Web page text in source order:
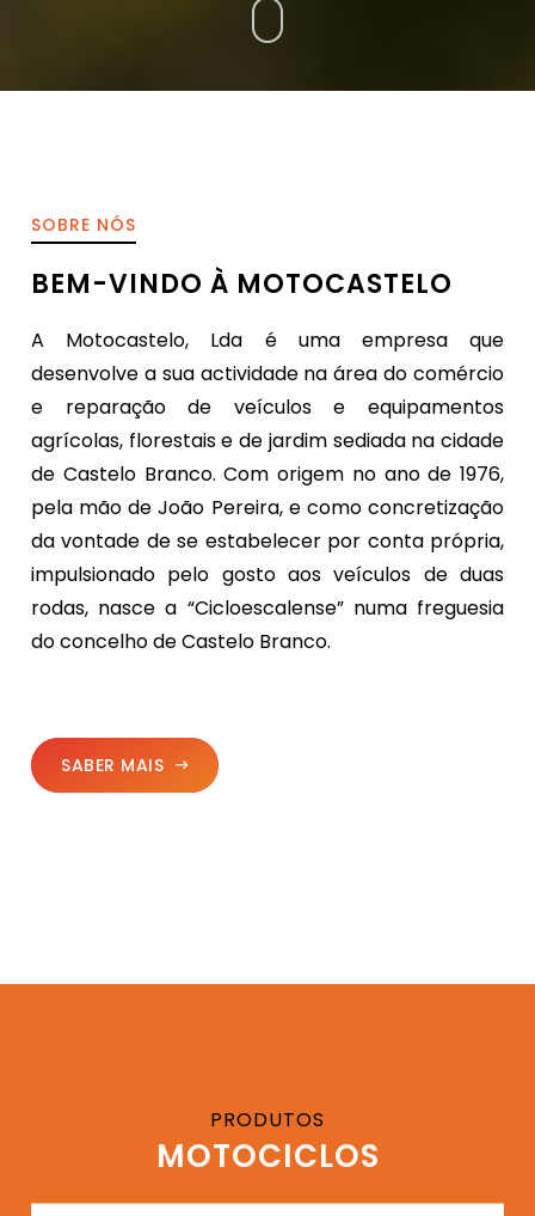
SOBRE NÓS
BEM-VINDO À MOTOCASTELO
A Motocastelo, Lda é uma empresa que
desenvolve a sua actividade na área do comércio
e reparação de veículos e equipamentos
agrícolas, florestais e de jardim sediada na cidade
de Castelo Branco. Com origem no ano de 1976,
pela mão de João Pereira, e como concretização
da vontade de se estabelecer por conta própria,
impulsionado pelo gosto aos veículos de duas
rodas, nasce a “Cicloescalense” numa freguesia
do concelho de Castelo Branco.
SABER MAIS
PRODUTOS
MOTOCICLOS